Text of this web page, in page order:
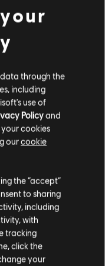
de mar, por lo que la
de tu viaje. Tu
te hagas más fuerte,
cortas y en el
ágiles y rápidas. El
realizar giros más
ataques o destruir al
abordar barcos y
nuevas
por completo
mayor sea,
through the
including
use of
Policyand
your cookies
ourcookie
the “accept”
to sharing
including
with
tracking
click the
your